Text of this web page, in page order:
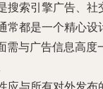
搜索引擎广告、社
常都是一个精心设
需与广告信息高度